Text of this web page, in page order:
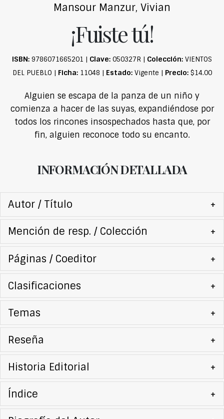
Mansour Manzur, Vivian
¡Fuiste tú!
ISBN: 9786071665201 | Clave: 050327R | Colección: VIENTOS
DEL PUEBLO | Ficha:11048 | Estado:Vigente | Precio:$14.00
Alguien se escapa de la panza de un niño y
comienza a hacer de las suyas, expandiéndose por
todos los rincones insospechados hasta que, por
fin, alguien reconoce todo su encanto.
INFORMACIÓN DETALLADA
Autor / Título +
Mención de resp. / Colección +
Páginas / Coeditor +
Clasificaciones +
Temas +
Reseña +
Historia Editorial +
Índice +